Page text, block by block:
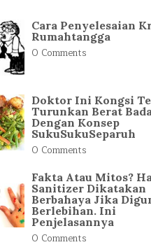
Cara Penyelesaian
Rumahtangga
0 Comments
Doktor Ini Kongsi
Turunkan Berat
Dengan Konsep
SukuSukuSeparuh
0 Comments
Fakta Atau Mitos?
Sanitizer Dikatakan
Berbahaya Jika
Berlebihan. Ini
Penjelasannya
0 Comments